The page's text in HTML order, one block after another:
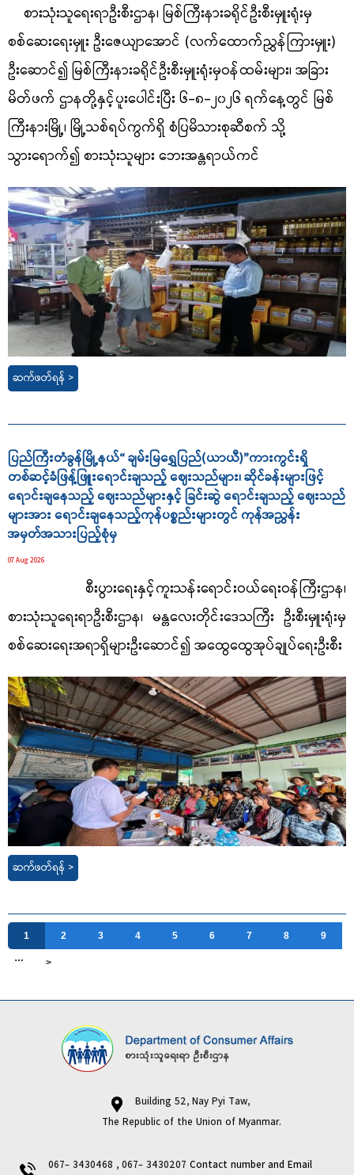
စားသုံးသူရေးရာဦးစီးဌာန၊ မြစ်ကြီးနားခရိုင်ဦးစီးမှူးရုံးမှ
စစ်ဆေးရေးမှူး ဦးဇေယျာအောင် (လက်ထောက်ညွှန်ကြားမှူး)
ဦးဆောင်၍ မြစ်ကြီးနားခရိုင်ဦးစီးမှူးရုံးမှဝန်ထမ်းများ၊ အခြား
မိတ်ဖက် ဌာနတို့နှင့်ပူးပေါင်းပြီး ၆-၈-၂၀၂၆ ရက်နေ့တွင် မြစ်
ကြီးနားမြို့၊ မြို့သစ်ရပ်ကွက်ရှိ စံပြမိသားစုဆီစက် သို့
သွားရောက်၍ စားသုံးသူများ ဘေးအန္တရာယ်ကင်
ဆက်ဖတ်ရန် >
ပြည်ကြီးတံခွန်မြို့နယ်“ ချမ်းမြရွှေပြည်(ယာယီ)”ကားကွင်းရှိ
တစ်ဆင့်ခံဖြန့်ဖြူးရောင်းချသည့် ဈေးသည်များ၊ ဆိုင်ခန်းများဖြင့်
ရောင်းချနေသည့် ဈေးသည်များနှင့် ခြင်းဆွဲ ရောင်းချသည့် ဈေးသည်
များအား ရောင်းချနေသည့်ကုန်ပစ္စည်းများတွင် ကုန်အညွှန်း
အမှတ်အသားပြည့်စုံမှ
07 Aug 2026
စီးပွားရေးနှင့်ကူးသန်းရောင်းဝယ်ရေးဝန်ကြီးဌာန၊
စားသုံးသူရေးရာဦးစီးဌာန၊ မန္တလေးတိုင်းဒေသကြီး ဦးစီးမှူးရုံးမှ
စစ်ဆေးရေးအရာရှိများဦးဆောင်၍ အထွေထွေအုပ်ချုပ်ရေးဦးစီး
ဆက်ဖတ်ရန် >
1 2 3 4 5 6 7 8
9
…
>
Building 52, Nay Pyi Taw,
The Republic of the Union of Myanmar.
067- 3430468 , 067- 3430207 Contact number and Email